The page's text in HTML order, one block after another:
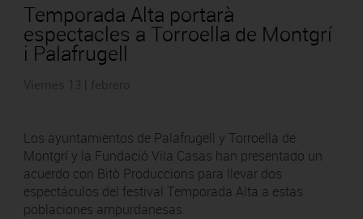
Temporada Alta portarà
espectacles a Torroella de Montgrí
i Palafrugell
Los ayuntamientos de Palafrugell y Torroella de
Montgrí y la Fundació Vila Casas han presentado un
acuerdo con Bitò Produccions para llevar dos
espectáculos del festival Temporada Alta a estas
poblaciones ampurdanesas.